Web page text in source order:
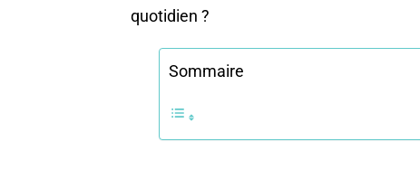
quotidien ?
Sommaire